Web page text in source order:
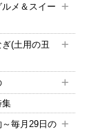
メ＆スイー
(土用の丑
集
毎月29日の